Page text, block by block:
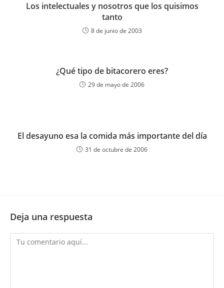
Los intelectuales y nosotros que los quisimos
tanto
8 de junio de 2003
¿Qué tipo de bitacorero eres?
29 de mayo de 2006
El desayuno esa la comida más importante del día
31 de octubre de 2006
Deja una respuesta
Comentario